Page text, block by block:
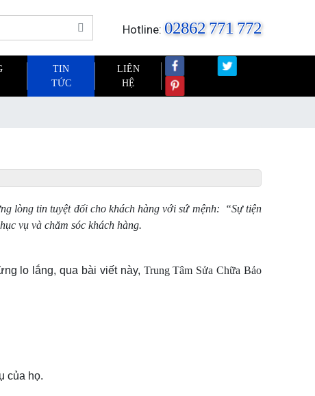
Hotline: 02862 771 772
TIN
TỨC
LIÊN
HỆ
lòng tin tuyệt đối cho khách hàng với sứ mệnh: “Sự tiện
vụ và chăm sóc khách hàng.
lo lắng, qua bài viết này, Trung Tâm Sửa Chữa Bảo
của họ.